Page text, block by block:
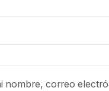
nombre, correo